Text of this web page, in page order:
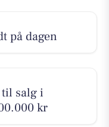
på dagen
til salg i
kr